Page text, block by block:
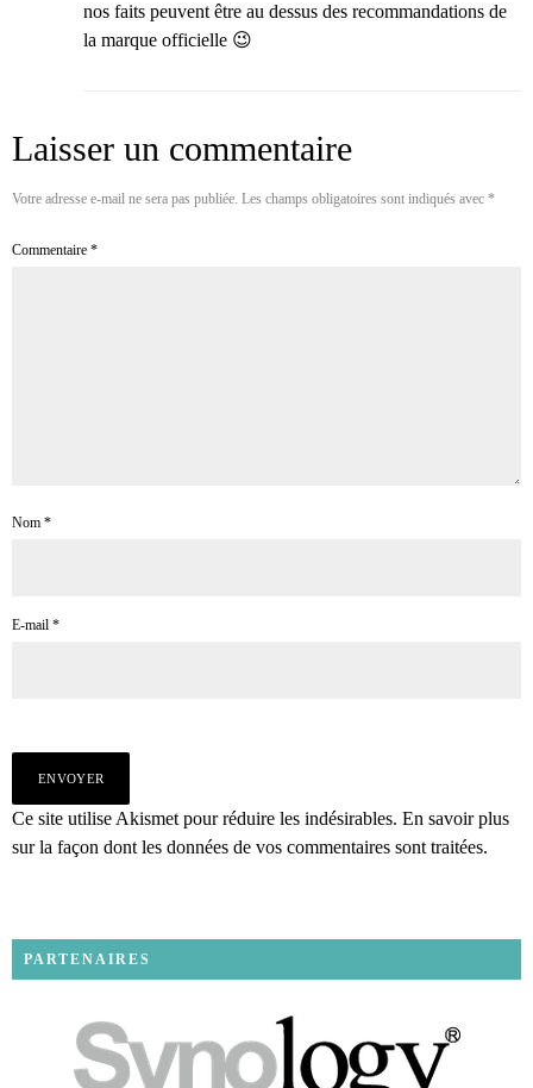
nos faits peuvent être au dessus des recommandations de
la marque officielle 😉
Laisser un commentaire
Votre adresse e-mail ne sera pas publiée. Les champs obligatoires sont indiqués avec *
Commentaire *
Nom *
E-mail *
Ce site utilise Akismet pour réduire les indésirables. En savoir plus
sur la façon dont les données de vos commentaires sont traitées.
PARTENAIRES